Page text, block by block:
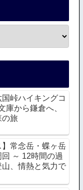
国峠ハイキングコ
庫から鎌倉へ、
の旅
】常念岳・蝶ヶ岳
～ 12時間の過
、情熱と気力で